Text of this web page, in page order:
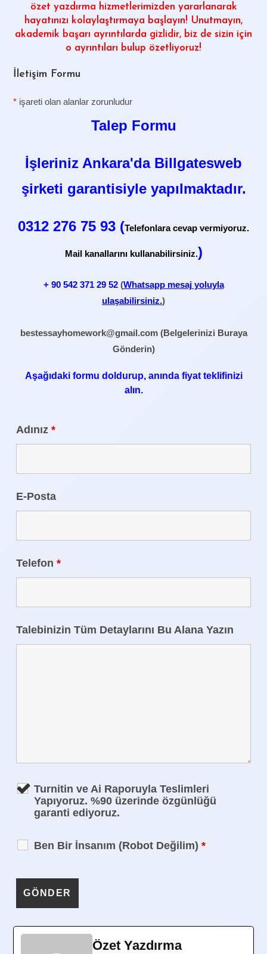
özet yazdırma hizmetlerimizden yararlanarak
hayatınızı kolaylaştırmaya başlayın! Unutmayın,
akademik başarı ayrıntılarda gizlidir, biz de sizin için
o ayrıntıları bulup özetliyoruz!
İletişim Formu
* işareti olan alanlar zorunludur
Talep Formu
İşleriniz Ankara'da Billgatesweb
şirketi garantisiyle yapılmaktadır.
0312 276 75 93 (Telefonlara cevap vermiyoruz.
Mail kanallarını kullanabilirsiniz.)
+ 90 542 371 29 52(Whatsapp mesaj yoluyla
ulaşabilirsiniz.)
bestessayhomework@gmail.com(Belgelerinizi Buraya
Gönderin)
Aşağıdaki formu doldurup, anında fiyat teklifinizi
alın.
Adınız*
E-Posta
Telefon*
Talebinizin Tüm Detaylarını Bu Alana Yazın
Turnitin ve Ai Raporuyla Teslimleri
Yapıyoruz. %90 üzerinde özgünlüğü
garanti ediyoruz.
Ben Bir İnsanım (Robot Değilim)*
Özet Yazdırma